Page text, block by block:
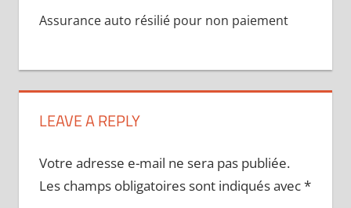
Assurance auto résilié pour non paiement
LEAVE A REPLY
Votre adresse e-mail ne sera pas publiée.
Les champs obligatoires sont indiqués avec*